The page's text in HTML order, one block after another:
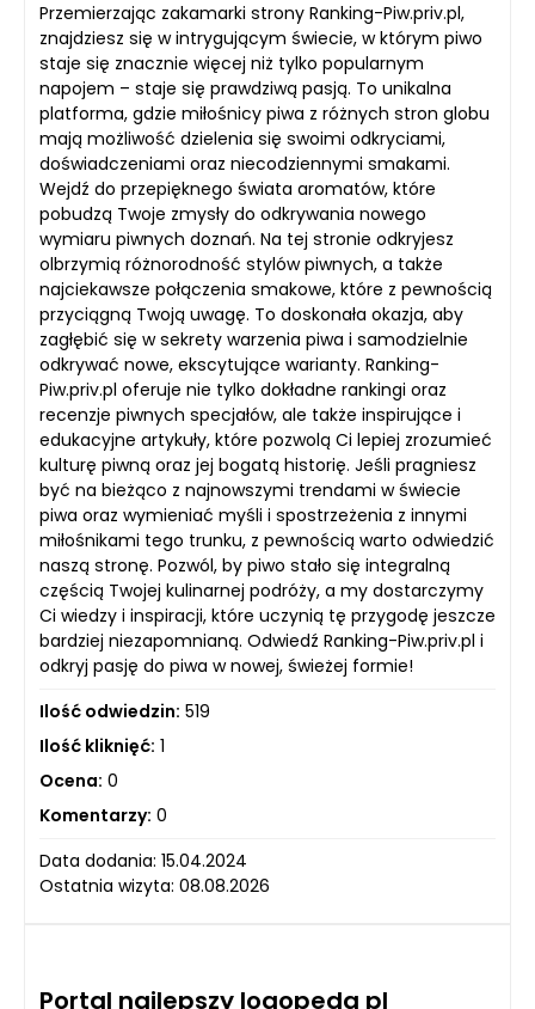
Przemierzając zakamarki strony Ranking-Piw.priv.pl,
znajdziesz się w intrygującym świecie, w którym piwo
staje się znacznie więcej niż tylko popularnym
napojem – staje się prawdziwą pasją. To unikalna
platforma, gdzie miłośnicy piwa z różnych stron globu
mają możliwość dzielenia się swoimi odkryciami,
doświadczeniami oraz niecodziennymi smakami.
Wejdź do przepięknego świata aromatów, które
pobudzą Twoje zmysły do odkrywania nowego
wymiaru piwnych doznań. Na tej stronie odkryjesz
olbrzymią różnorodność stylów piwnych, a także
najciekawsze połączenia smakowe, które z pewnością
przyciągną Twoją uwagę. To doskonała okazja, aby
zagłębić się w sekrety warzenia piwa i samodzielnie
odkrywać nowe, ekscytujące warianty. Ranking-
Piw.priv.pl oferuje nie tylko dokładne rankingi oraz
recenzje piwnych specjałów, ale także inspirujące i
edukacyjne artykuły, które pozwolą Ci lepiej zrozumieć
kulturę piwną oraz jej bogatą historię. Jeśli pragniesz
być na bieżąco z najnowszymi trendami w świecie
piwa oraz wymieniać myśli i spostrzeżenia z innymi
miłośnikami tego trunku, z pewnością warto odwiedzić
naszą stronę. Pozwól, by piwo stało się integralną
częścią Twojej kulinarnej podróży, a my dostarczymy
Ci wiedzy i inspiracji, które uczynią tę przygodę jeszcze
bardziej niezapomnianą. Odwiedź Ranking-Piw.priv.pl i
odkryj pasję do piwa w nowej, świeżej formie!
Ilość odwiedzin: 519
Ilość kliknięć: 1
Ocena: 0
Komentarzy: 0
Data dodania: 15.04.2024
Ostatnia wizyta: 08.08.2026
Portal najlepszy logopeda pl